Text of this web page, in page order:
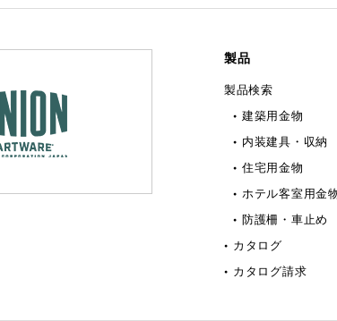
製品
製品検索
建築用金物
内装建具・収納
住宅用金物
ホテル客室用金
防護柵・車止め
カタログ
カタログ請求